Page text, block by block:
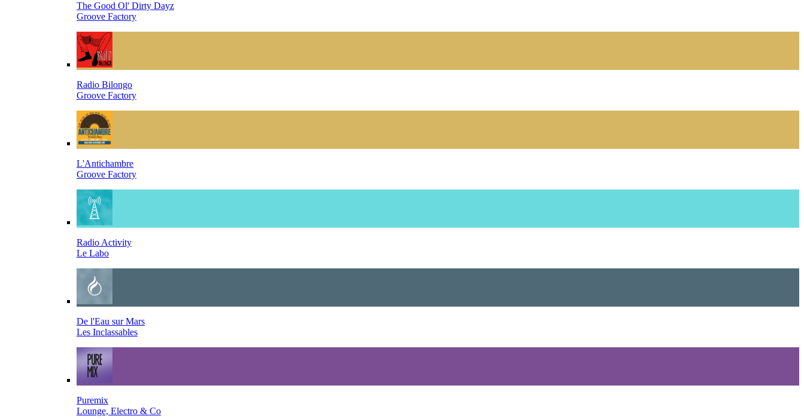
The Good Ol' Dirty Dayz
Groove Factory
Radio Bilongo
Groove Factory
L'Antichambre
Groove Factory
Radio Activity
Le Labo
De l'Eau sur Mars
Les Inclassables
Puremix
Lounge, Electro & Co